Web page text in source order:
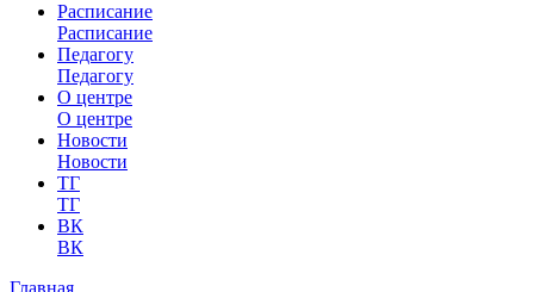
Расписание
Расписание
Педагогу
Педагогу
О центре
О центре
Новости
Новости
ТГ
ТГ
ВК
ВК
Главная